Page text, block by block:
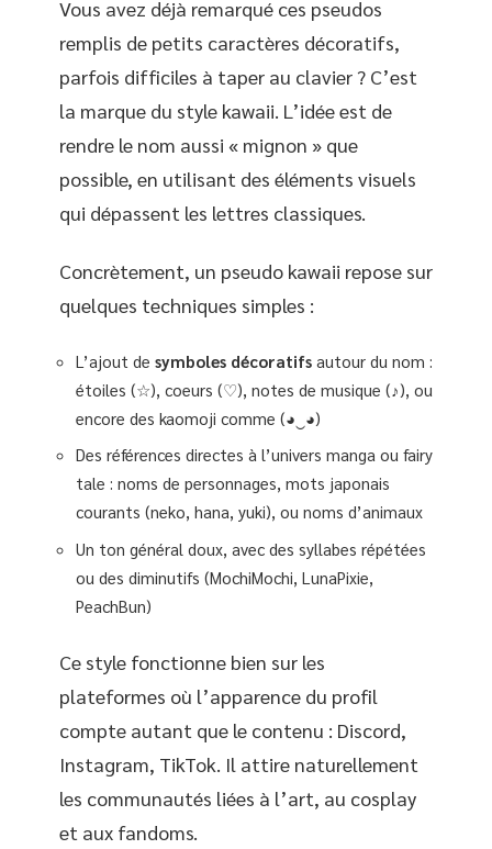
Vous avez déjà remarqué ces pseudos
remplis de petits caractères décoratifs,
parfois difficiles à taper au clavier ? C’est
la marque du style kawaii. L’idée est de
rendre le nom aussi « mignon » que
possible, en utilisant des éléments visuels
qui dépassent les lettres classiques.
Concrètement, un pseudo kawaii repose sur
quelques techniques simples :
L’ajout de symboles décoratifs autour du nom :
étoiles (☆), coeurs (♡), notes de musique (♪), ou
encore des kaomoji comme (◕‿◕)
Des références directes à l’univers manga ou fairy
tale : noms de personnages, mots japonais
courants (neko, hana, yuki), ou noms d’animaux
Un ton général doux, avec des syllabes répétées
ou des diminutifs (MochiMochi, LunaPixie,
PeachBun)
Ce style fonctionne bien sur les
plateformes où l’apparence du profil
compte autant que le contenu : Discord,
Instagram, TikTok. Il attire naturellement
les communautés liées à l’art, au cosplay
et aux fandoms.